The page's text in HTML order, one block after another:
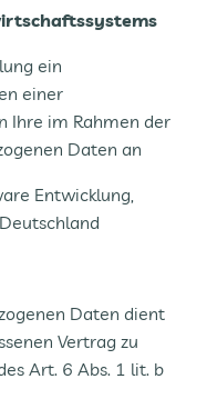
ein
einer
Ihre im Rahmen der
Daten an
Entwicklung,
Daten dient
Vertrag zu
Art. 6 Abs. 1 lit. b